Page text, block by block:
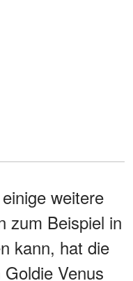
weitere
zum Beispiel in
kann, hat die
Venus